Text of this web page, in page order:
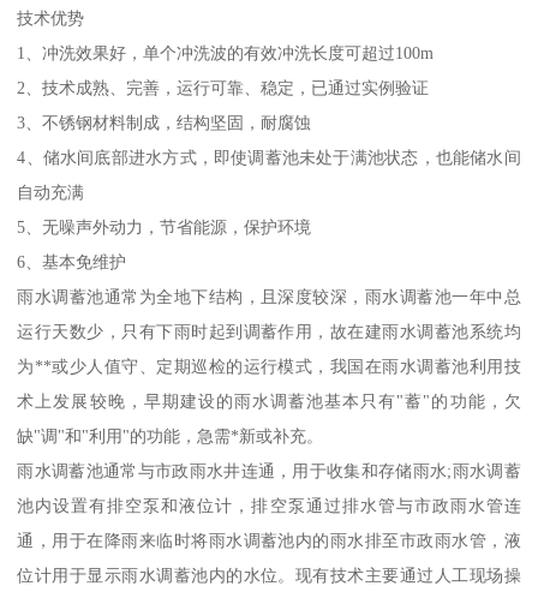
技术优势
1、冲洗效果好，单个冲洗波的有效冲洗长度可超过100m
2、技术成熟、完善，运行可靠、稳定，已通过实例验证
3、不锈钢材料制成，结构坚固，耐腐蚀
4、储水间底部进水方式，即使调蓄池未处于满池状态，也能储水间
自动充满
5、无噪声外动力，节省能源，保护环境
6、基本免维护
雨水调蓄池通常为全地下结构，且深度较深，雨水调蓄池一年中总
运行天数少，只有下雨时起到调蓄作用，故在建雨水调蓄池系统均
为**或少人值守、定期巡检的运行模式，我国在雨水调蓄池利用技
术上发展较晚，早期建设的雨水调蓄池基本只有"蓄"的功能，欠
缺"调"和"利用"的功能，急需*新或补充。
雨水调蓄池通常与市政雨水井连通，用于收集和存储雨水;雨水调蓄
池内设置有排空泵和液位计，排空泵通过排水管与市政雨水管连
通，用于在降雨来临时将雨水调蓄池内的雨水排至市政雨水管，液
位计用于显示雨水调蓄池内的水位。现有技术主要通过人工现场操